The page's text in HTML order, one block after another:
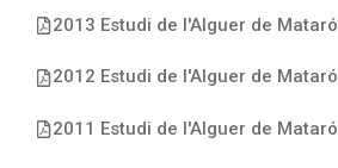
2013 Estudi de l'Alguer de Mataró
2012 Estudi de l'Alguer de Mataró
2011 Estudi de l'Alguer de Mataró